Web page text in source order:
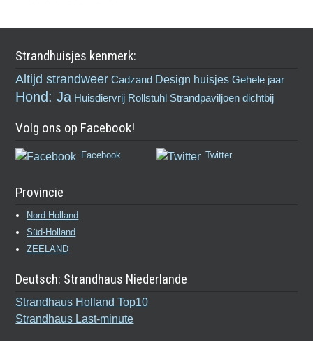
Strandhuisjes kenmerk:
Altijd strandweer Cadzand Design huisjes Gehele jaar
Hond: Ja Huisdiervrij Rollstuhl Strandpaviljoen dichtbij
Volg ons op Facebook!
Facebook Twitter
Provincie
Nord-Holland
Süd-Holland
ZEELAND
Deutsch: Strandhaus Niederlande
Strandhaus Holland Top10
Strandhaus Last-minute